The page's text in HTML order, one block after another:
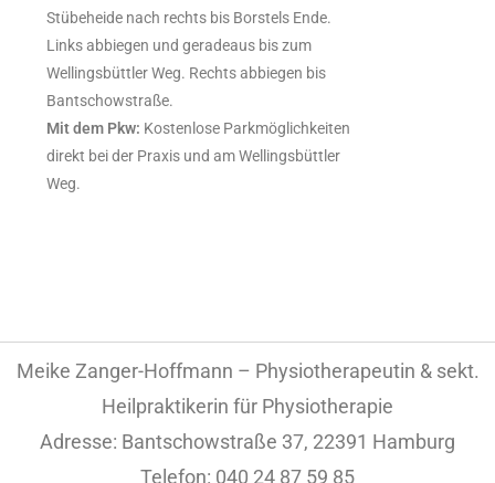
Stübeheide nach rechts bis Borstels Ende.
Links abbiegen und geradeaus bis zum
Wellingsbüttler Weg. Rechts abbiegen bis
Bantschowstraße.
Mit dem Pkw: Kostenlose Parkmöglichkeiten
direkt bei der Praxis und am Wellingsbüttler
Weg.
Meike Zanger-Hoffmann – Physiotherapeutin & sekt.
Heilpraktikerin für Physiotherapie
Adresse: Bantschowstraße 37, 22391 Hamburg
Telefon: 040 24 87 59 85